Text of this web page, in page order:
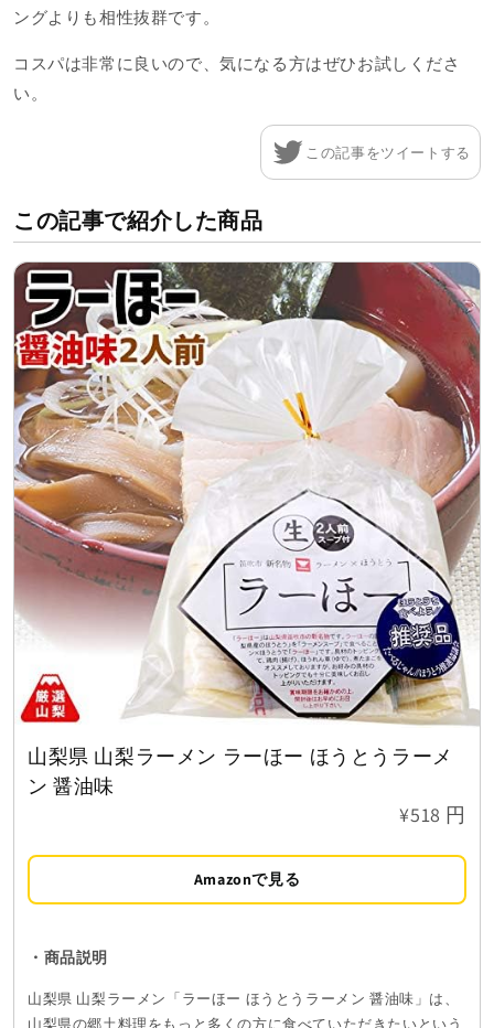
ングよりも相性抜群です。
コスパは非常に良いので、気になる方はぜひお試しくださ
い。
この記事をツイートする
この記事で紹介した商品
山梨県 山梨ラーメン ラーほー ほうとうラーメ
ン 醤油味
¥518 円
Amazonで見る
・商品説明
山梨県 山梨ラーメン「ラーほー ほうとうラーメン 醤油味」は、
山梨県の郷土料理をもっと多くの方に食べていただきたいという